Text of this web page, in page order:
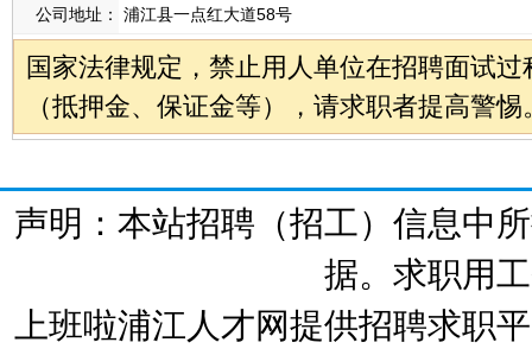
公司地址：
浦江县一点红大道58号
国家法律规定，禁止用人单位在招聘面试
（抵押金、保证金等），请求职者提高警惕
声明：本站招聘（招工）信息中
据。求职用
上班啦浦江人才网提供招聘求职